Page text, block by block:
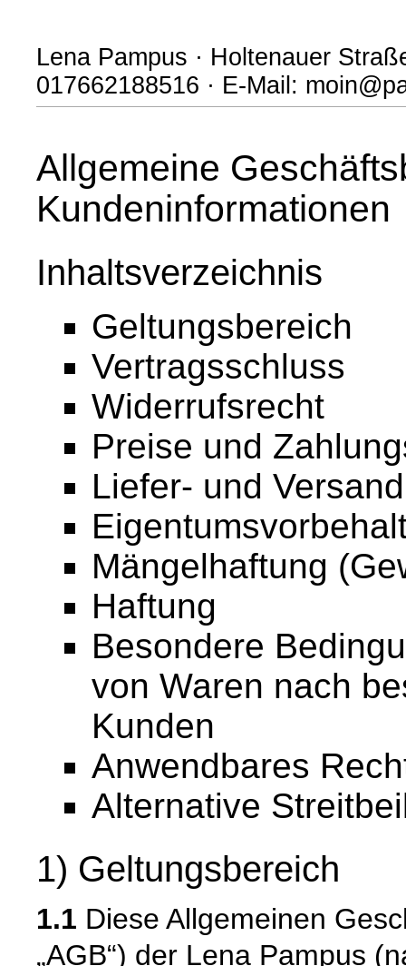
Lena Pampus · Holtenauer
017662188516 · E-Mail:
Allgemeine
Kundeninformationen
Inhaltsverzeichnis
Geltungsbereich
Vertragsschluss
Widerrufsrecht
Preise und
Liefer- und
Mängelhaftung
Haftung
Besondere
von Waren nach
Kunden
Anwendbares
Alternative
1) Geltungsbereich
1.1 Diese Allgemeinen
„AGB“) der Lena Pampus